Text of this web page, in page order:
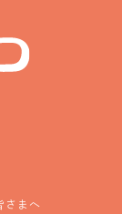
さまへ